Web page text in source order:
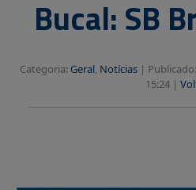
Bucal: SB
Categoria: Geral, Notícias |
15:24 |